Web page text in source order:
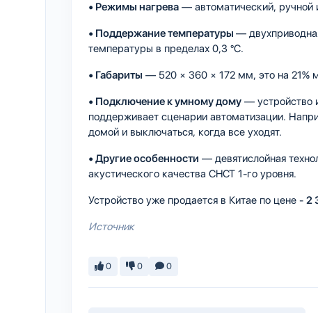
• Режимы нагрева — автоматический, ручной
• Поддержание температуры —
температуры в пределах 0,3 °C.
• Габариты — 520 × 360 × 172 мм, это на 21%
• Подключение к умному дому — устройство
поддерживает сценарии автоматизации.
домой и выключаться, когда все уходят.
• Другие особенности — девятислойная
акустического качества CHCT 1-го уровня.
Устройство уже продается в Китае по цене - 2
Источник
0 0 0